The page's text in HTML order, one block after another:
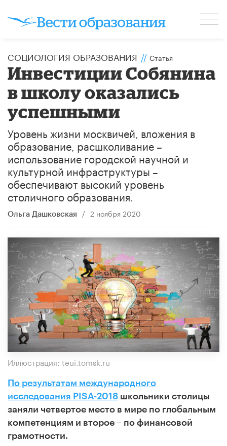
CОЦИОЛОГИЯ ОБРАЗОВАНИЯ // Статья
​Инвестиции Собянина
в школу оказались
успешными
Уровень жизни москвичей, вложения в
образование, расшколивание –
использование городской научной и
культурной инфраструктуры –
обеспечивают высокий уровень
столичного образования.
Ольга Дашковская / 2 ноября 2020
Иллюстрация: teui.tomsk.ru
По результатам международного
исследования PISA-2018 школьники столицы
заняли четвертое место в мире по глобальным
компетенциям и второе – по финансовой
грамотности.